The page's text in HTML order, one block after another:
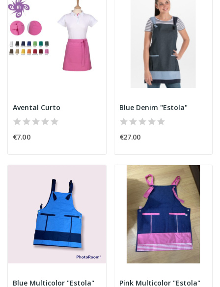
Avental Curto
€7.00
Blue Denim "Estola"
€27.00
Blue Multicolor "Estola" Pink Multicolor "Estola"